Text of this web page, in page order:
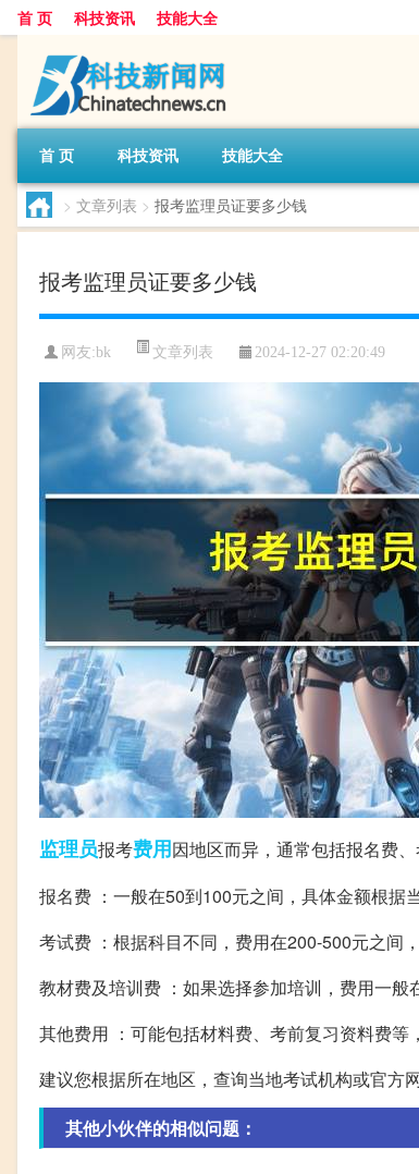
首 页 科技资讯 技能大全
首 页 科技资讯 技能大全
> 文章列表 > 报考监理员证要多少钱
报考监理员证要多少钱
网友:bk 文章列表 2024-12-27 02:20:49
监理员报考费用因地区而异，通常包括报名费、
报名费 ：一般在50到100元之间，具体金额根据
考试费 ：根据科目不同，费用在200-500元之间
教材费及培训费 ：如果选择参加培训，费用一般
其他费用 ：可能包括材料费、考前复习资料费等
建议您根据所在地区，查询当地考试机构或官方
其他小伙伴的相似问题：